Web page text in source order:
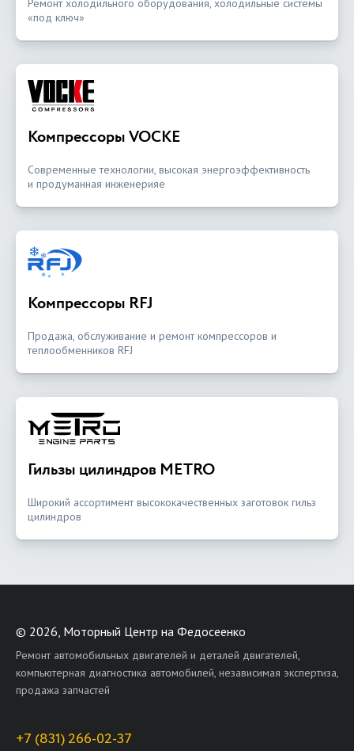
Ремонт холодильного оборудования, холодильные системы
«под ключ»
Компрессоры VOCKE
Современные технологии, высокая энергоэффективность
и продуманная инженерияе
Компрессоры RFJ
Продажа, обслуживание и ремонт компрессоров и
теплообменников RFJ
Гильзы цилиндров METRO
Широкий ассортимент высококачественных заготовок гильз
цилиндров
© 2026, Моторный Центр на Федосеенко
Ремонт автомобильных двигателей и деталей двигателей,
компьютерная диагностика автомобилей, независимая экспертиза,
продажа запчастей
+7 (831) 266-02-37